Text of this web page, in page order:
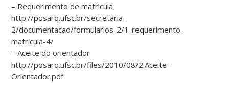
– Requerimento de matricula
http://posarq.ufsc.br/secretaria-
2/documentacao/formularios-2/1-requerimento-
matricula-4/
– Aceite do orientador
http://posarq.ufsc.br/files/2010/08/2.Aceite-
Orientador.pdf